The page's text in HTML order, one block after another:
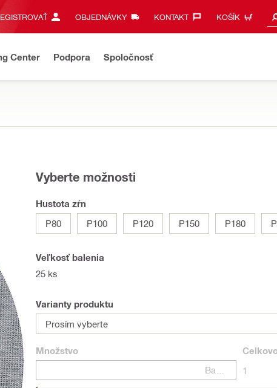
OBJEDNÁVKY KONTAKT‎ KOŠÍK
Center Podpora Spoločnosť
Vyberte možnosti
Hustota zŕn
P80
P100 P120 P150 P180
Veľkosť balenia
25 ks
Varianty produktu
Prosím vyberte
Množstvo
1